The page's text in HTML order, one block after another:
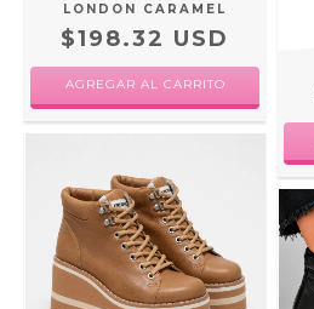
LONDON CARAMEL
$198.32 USD
AGREGAR AL CARRITO